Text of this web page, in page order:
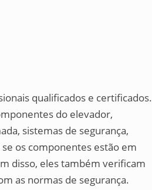
qualificados e certificados.
do elevador,
sistemas de segurança,
os componentes estão em
disso, eles também verificam
as normas de segurança.